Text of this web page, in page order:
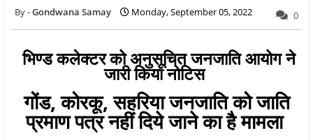
Gondwana Samay Monday, September 05, 2022 0
भिण्ड कलेक्टर को अनुसूचित जनजाति आयोग ने
जारी किया नोटिस
गोंड, कोरकू, सहरिया जनजाति को जाति
प्रमाण पत्र नहीं दिये जाने का है मामला